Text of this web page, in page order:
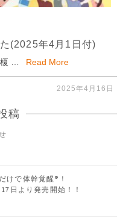
(2025年4月1日付)
… Read More
2025年4月16日
稿
けで体幹覚醒®︎！
日より発売開始！！